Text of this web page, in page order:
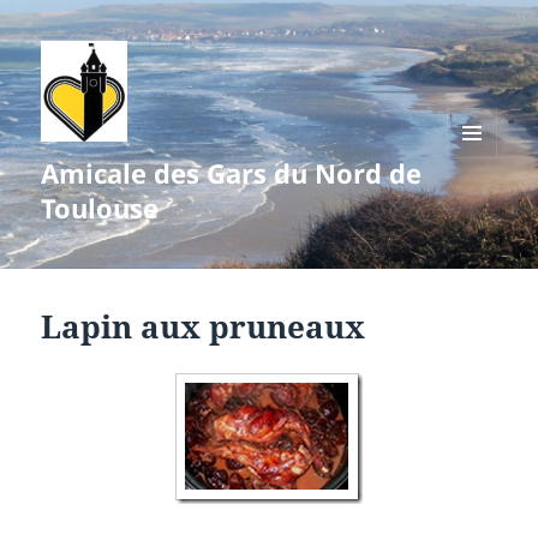
Amicale des Gars du Nord de
Toulouse
MENU
WIDGETS
Lapin aux pruneaux